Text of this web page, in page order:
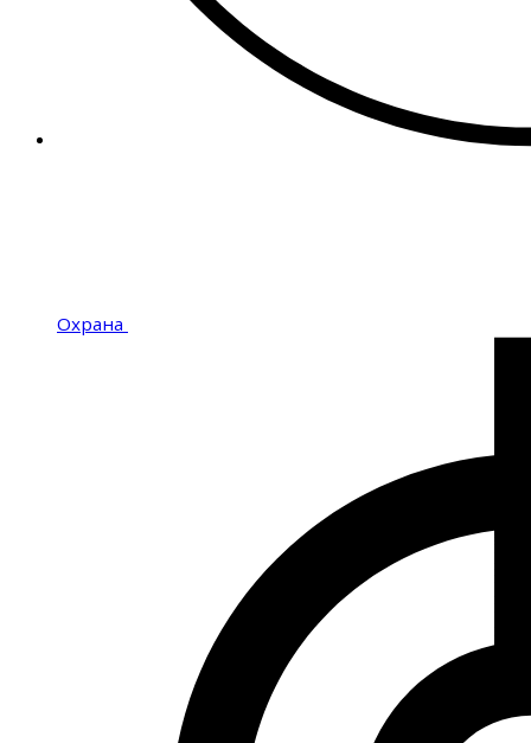
Охрана